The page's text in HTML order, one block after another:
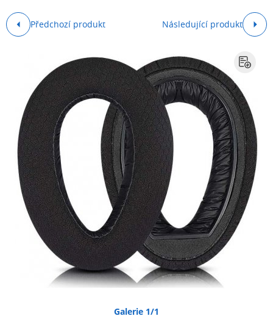
Předchozí produkt Následující produkt
Galerie 1/1